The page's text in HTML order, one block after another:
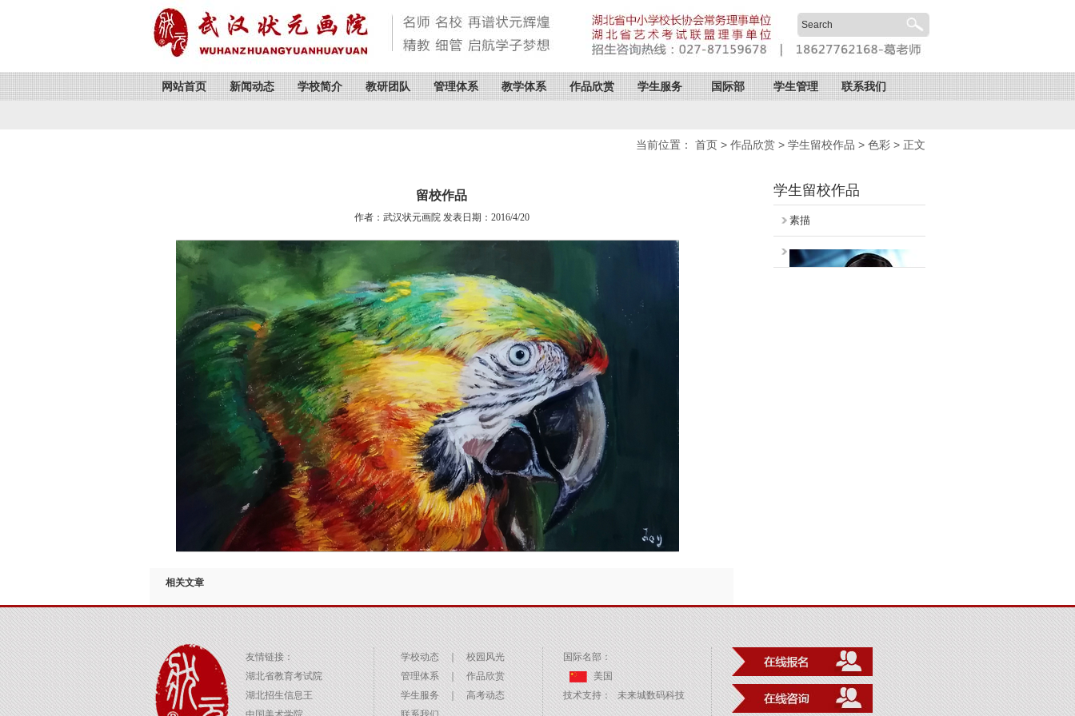
网站首页 新闻动态 学校简介 教研团队 管理体系 教学体系 作品欣赏 学生服务 国际部 学生管理 联系我们
当前位置： 首页 > 作品欣赏 > 学生留校作品 > 色彩 > 正文
留校作品
作者：武汉状元画院 发表日期：2016/4/20
相关文章
学生留校作品
素描
友情链接：
湖北省教育考试院
湖北招生信息王
学校动态 ｜
校园风光
管理体系
｜ 作品欣赏
学生服务
｜ 高考动态
国际名部：
美国
技术支持：
未来城数码科技